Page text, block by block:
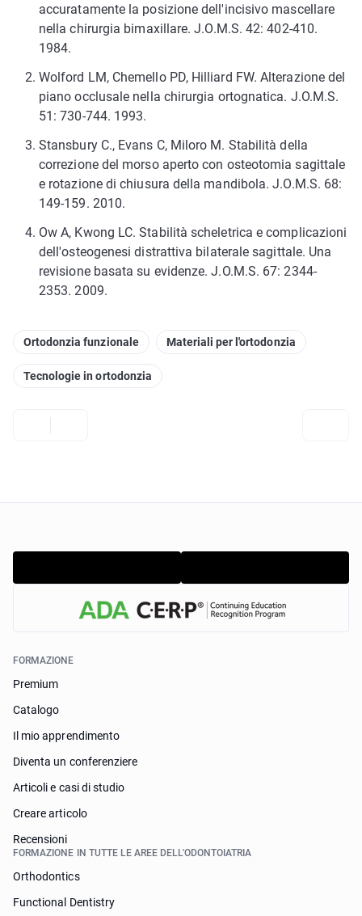
accuratamente la posizione dell'incisivo mascellare
nella chirurgia bimaxillare. J.O.M.S. 42: 402-410.
1984.
Wolford LM, Chemello PD, Hilliard FW. Alterazione del
piano occlusale nella chirurgia ortognatica. J.O.M.S.
51: 730-744. 1993.
Stansbury C., Evans C, Miloro M. Stabilità della
correzione del morso aperto con osteotomia sagittale
e rotazione di chiusura della mandibola. J.O.M.S. 68:
149-159. 2010.
Ow A, Kwong LC. Stabilità scheletrica e complicazioni
dell'osteogenesi distrattiva bilaterale sagittale. Una
revisione basata su evidenze. J.O.M.S. 67: 2344-
2353. 2009.
Ortodonzia funzionale Materiali per l'ortodonzia
Tecnologie in ortodonzia
FORMAZIONE
Premium
Catalogo
Il mio apprendimento
Diventa un conferenziere
Articoli e casi di studio
Creare articolo
Recensioni
FORMAZIONE IN TUTTE LE AREE DELL'ODONTOIATRIA
Orthodontics
Functional Dentistry